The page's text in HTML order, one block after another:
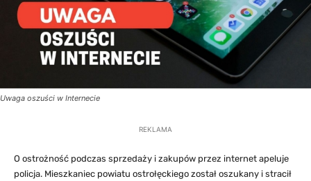
Uwaga oszuści w Internecie
REKLAMA
O ostrożność podczas sprzedaży i zakupów przez internet apeluje
policja. Mieszkaniec powiatu ostrołęckiego został oszukany i stracił